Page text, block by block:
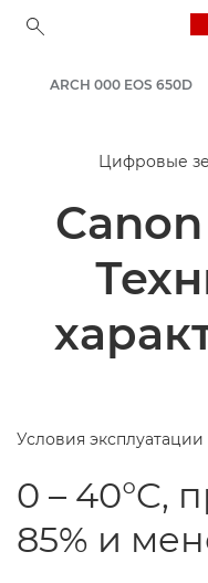
ARCH 000 EOS 650D
Цифровые
Условия эксплуатации
0 – 40°C,
85% и